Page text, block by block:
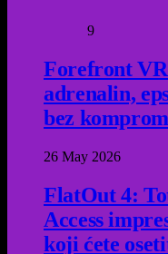
9
Forefront
adrenalin,
bez
26 May 2026
FlatOut 4:
Access
koji ćete